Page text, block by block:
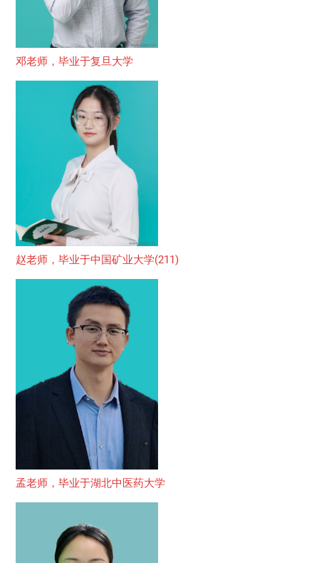
邓老师，毕业于复旦大学
赵老师，毕业于中国矿业大学(211)
孟老师，毕业于湖北中医药大学